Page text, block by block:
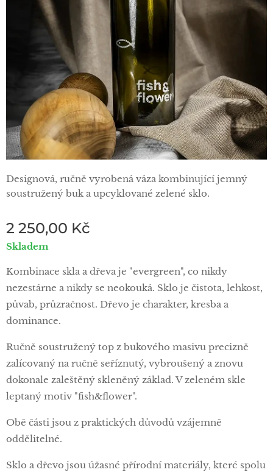
Designová, ručně vyrobená váza kombinující jemný
soustružený buk a upcyklované zelené sklo.
2 250,00 Kč
Skladem
Kombinace skla a dřeva je "evergreen", co nikdy
nezestárne a nikdy se neokouká. Sklo je čistota, lehkost,
půvab, průzračnost. Dřevo je charakter, kresba a
dominance.
Ručně soustružený top z bukového masivu precizně
zalícovaný na ručně seříznutý, vybroušený a znovu
dokonale zaleštěný skleněný základ. V zeleném skle
leptaný motiv "fish&flower".
Obě části jsou z praktických důvodů vzájemně
oddělitelné.
Sklo a dřevo jsou úžasné přírodní materiály, které spolu